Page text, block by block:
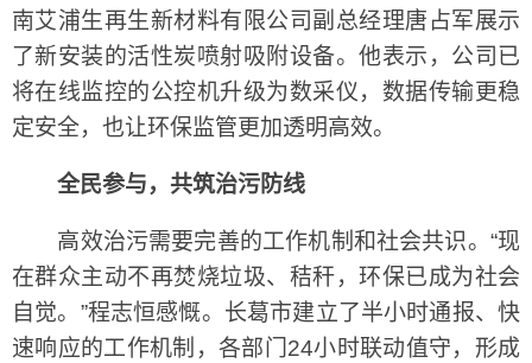
南艾浦生再生新材料有限公司副总经理唐占军展示
了新安装的活性炭喷射吸附设备。他表示，公司已
将在线监控的公控机升级为数采仪，数据传输更稳
定安全，也让环保监管更加透明高效。
全民参与，共筑治污防线
高效治污需要完善的工作机制和社会共识。“现
在群众主动不再焚烧垃圾、秸秆，环保已成为社会
自觉。”程志恒感慨。长葛市建立了半小时通报、快
速响应的工作机制，各部门24小时联动值守，形成